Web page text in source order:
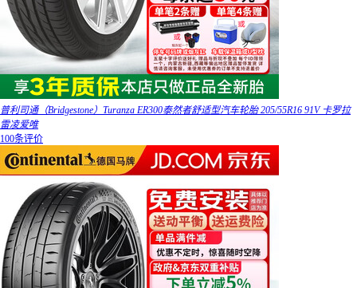
普利司通（Bridgestone）Turanza ER300泰然者舒适型汽车轮胎 205/55R16 91V 卡罗拉
雷凌爱唯
100条评价